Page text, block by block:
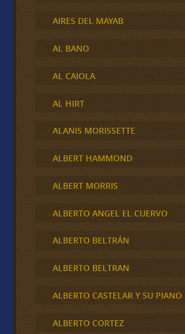
AIRES DEL MAYAB
AL BANO
AL CAIOLA
AL HIRT
ALANIS MORISSETTE
ALBERT HAMMOND
ALBERT MORRIS
ALBERTO ANGEL EL CUERVO
ALBERTO BELTRÁN
ALBERTO BELTRAN
ALBERTO CASTELAR Y SU PIANO
ALBERTO CORTEZ